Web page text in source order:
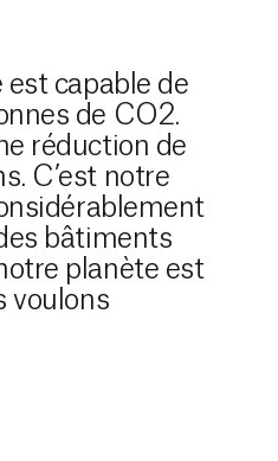
capable de
de CO2.
réduction de
C’est notre
bâtiments
planète est
voulons